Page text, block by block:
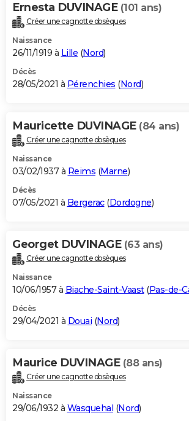
Ernesta DUVINAGE (101 ans)
Créer une cagnotte obsèques
Naissance
26/11/1919 à Lille (Nord)
Décès
28/05/2021 à Pérenchies (Nord)
Mauricette DUVINAGE (84 ans)
Créer une cagnotte obsèques
Naissance
03/02/1937 à Reims (Marne)
Décès
07/05/2021 à Bergerac(Dordogne)
Georget DUVINAGE (63 ans)
Créer une cagnotte obsèques
Naissance
10/06/1957 à Biache-Saint-Vaast(Pas-de-
Décès
29/04/2021 à Douai (Nord)
Maurice DUVINAGE (88 ans)
Créer une cagnotte obsèques
Naissance
29/06/1932 à Wasquehal (Nord)